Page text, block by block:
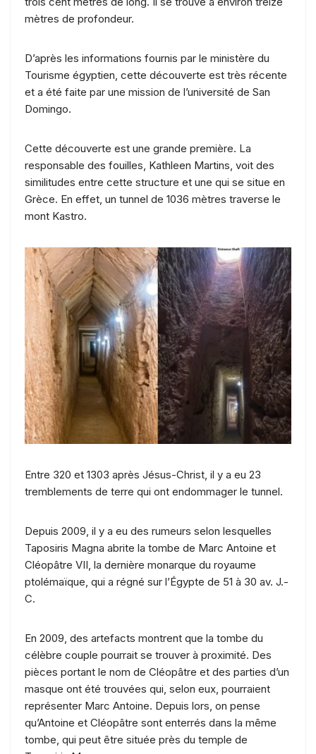
mètres de profondeur.
D’après les informations fournis par le ministère du
Tourisme égyptien, cette découverte est très récente
et a été faite par une mission de l’université de San
Domingo.
Cette découverte est une grande première. La
responsable des fouilles, Kathleen Martins, voit des
similitudes entre cette structure et une qui se situe en
Grèce. En effet, un tunnel de 1036 mètres traverse le
mont Kastro.
Entre 320 et 1303 après Jésus-Christ, il y a eu 23
tremblements de terre qui ont endommager le tunnel.
Depuis 2009, il y a eu des rumeurs selon lesquelles
Taposiris Magna abrite la tombe de Marc Antoine et
Cléopâtre VII, la dernière monarque du royaume
ptolémaïque, qui a régné sur l’Égypte de 51 à 30 av. J.-
C.
En 2009, des artefacts montrent que la tombe du
célèbre couple pourrait se trouver à proximité. Des
pièces portant le nom de Cléopâtre et des parties d’un
masque ont été trouvées qui, selon eux, pourraient
représenter Marc Antoine. Depuis lors, on pense
qu’Antoine et Cléopâtre sont enterrés dans la même
tombe, qui peut être située près du temple de